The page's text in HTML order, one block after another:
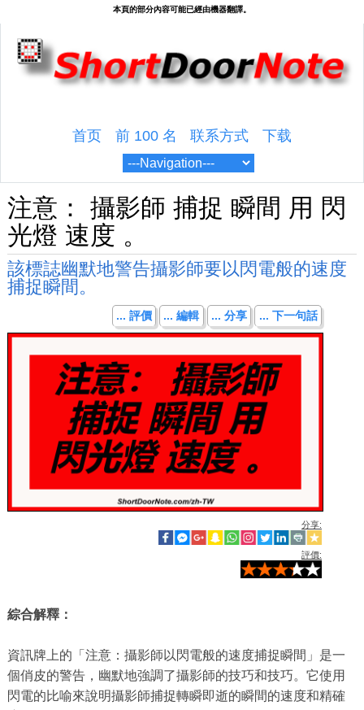
首页 前 100 名 联系方式 下载
注意： 攝影師 捕捉 瞬間 用 閃
光燈 速度 。
該標誌幽默地警告攝影師要以閃電般的速度
捕捉瞬間。
... 評價 ... 編輯 ... 分享 ... 下一句話
分享:
評價:
綜合解釋：
資訊牌上的「注意：攝影師以閃電般的速度捕捉瞬間」是一
個俏皮的警告，幽默地強調了攝影師的技巧和技巧。它使用
閃電的比喻來說明攝影師捕捉轉瞬即逝的瞬間的速度和精確